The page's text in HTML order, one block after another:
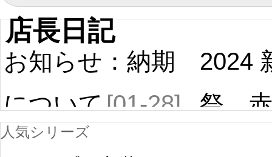
店長日記
お知らせ：納期
について[01-28]
中国旧正月の影
2024
祭 赤
人気シリーズ